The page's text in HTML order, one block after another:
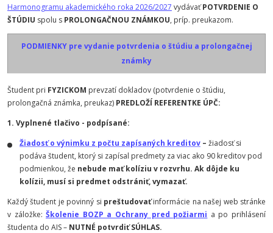
Harmonogramu akademického roka 2026/2027 vydávaťPOTVRDENIE O
ŠTÚDIU spolu s PROLONGAČNOU ZNÁMKOU, príp. preukazom.
PODMIENKY pre vydanie potvrdenia o štúdiu a prolongačnej
známky
Študent pri FYZICKOM prevzatí dokladov (potvrdenie o štúdiu,
prolongačná známka, preukaz) PREDLOŽÍ REFERENTKE ÚPČ:
1. Vyplnené tlačivo - podpísané:
Žiadosť o výnimku z počtu zapísaných kreditov – žiadosť si
podáva študent, ktorý si zapísal predmety za viac ako 90 kreditov pod
podmienkou, že nebude mať kolíziu v rozvrhu. Ak dôjde ku
kolízii, musí si predmet odstrániť, vymazať.
Každý študent je povinný si preštudovaťinformácie na našej web stránke
v záložke:Školenie BOZP a Ochrany pred požiarmi a po prihlásení
študenta do AIS – NUTNÉ potvrdiť SÚHLAS.